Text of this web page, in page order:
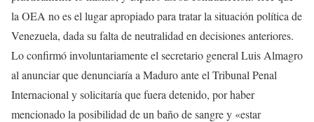
la OEA no es el lugar apropiado para tratar la situación política de
Venezuela, dada su falta de neutralidad en decisiones anteriores.
Lo confirmó involuntariamente el secretario general Luis Almagro
al anunciar que denunciaría a Maduro ante el Tribunal Penal
Internacional y solicitaría que fuera detenido, por haber
mencionado la posibilidad de un baño de sangre y «estar